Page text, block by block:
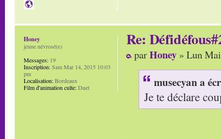
Re:
parHoney » Lun
musecyan a
Je te déclare
Honey
jeune névrosé(e)
Messages: 19
Inscription:Sam Mar 14, 2015 10:03
pm
Localisation:Bordeaux
Film d'animation culte:Duet